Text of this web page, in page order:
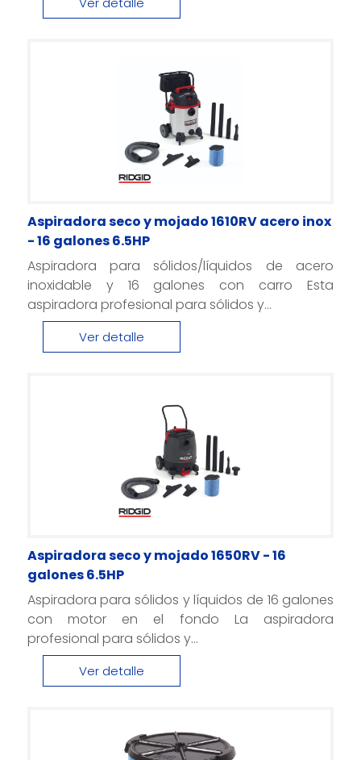
Aspiradora seco y mojado 1610RV acero inox
- 16 galones 6.5HP
Aspiradora para sólidos/líquidos de acero
inoxidable y 16 galones con carro Esta
aspiradora profesional para sólidos y...
Ver detalle
Aspiradora seco y mojado 1650RV - 16
galones 6.5HP
Aspiradora para sólidos y líquidos de 16 galones
con motor en el fondo La aspiradora
profesional para sólidos y...
Ver detalle